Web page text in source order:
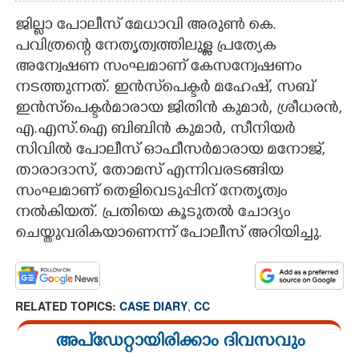
ജില്ലാ പോലീസ് മേധാവി അരുൺ കെ.
പവിത്രന്റെ നേതൃത്വത്തിലുള്ള പ്രത്യേക
അന്വേഷണ സംഘമാണ് കേസന്വേഷണം
നടത്തുന്നത്. ഇൻസ്‌പെക്ടർ മഹേഷ്, സബ്
ഇൻസ്‌പെക്ടർമാരായ ജിതിൻ കുമാർ, ശ്രീധരൻ,
എ.എസ്.ഐ ബിബിൻ കുമാർ, സീനിയർ
സിവിൽ പോലീസ് ഓഫീസർമാരായ മനോജ്,
താരാദാസ്, തോമസ് എന്നിവരടങ്ങിയ
സംഘമാണ് തെളിവെടുപ്പിന് നേതൃത്വം
നൽകിയത്. പ്രതിയെ കൂടുതൽ ചോദ്യം
ചെയ്തുവരികയാണെന്ന് പോലീസ് അറിയിച്ചു.
RELATED TOPICS: CASE DIARY, CC
അപ്ഡേറ്റായിരിക്കാം ദിവസവും